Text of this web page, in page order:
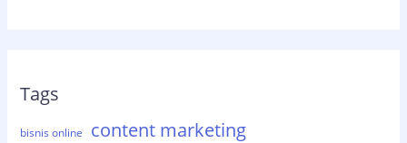
Tags
bisnis online content marketing